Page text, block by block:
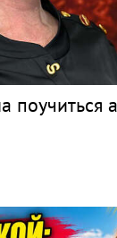
поучиться